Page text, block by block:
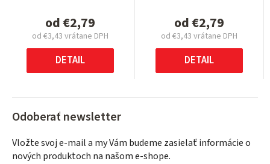
od€2,79
od €3,43 vrátane DPH
Jednotková
cena:
DETAIL
od€2,79
od €3,43 vrátane DPH
Jednotková
cena:
DETAIL
Odoberať newsletter
Vložte svoj e-mail a my Vám budeme zasielať informácie o
nových produktoch na našom e-shope.